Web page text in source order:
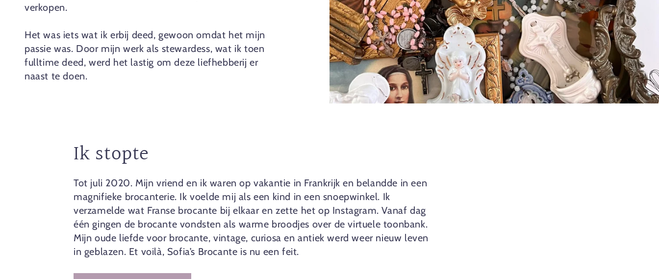
verkopen.
Het was iets wat ik erbij deed, gewoon omdat het mijn
passie was. Door mijn werk als stewardess, wat ik toen
fulltime deed, werd het lastig om deze liefhebberij er
naast te doen.
Ik stopte
Tot juli 2020. Mijn vriend en ik waren op vakantie in Frankrijk en belandde in een
magnifieke brocanterie. Ik voelde mij als een kind in een snoepwinkel. Ik
verzamelde wat Franse brocante bij elkaar en zette het op Instagram. Vanaf dag
één gingen de brocante vondsten als warme broodjes over de virtuele toonbank.
Mijn oude liefde voor brocante, vintage, curiosa en antiek werd weer nieuw leven
in geblazen. Et voilà, Sofia’s Brocante is nu een feit.